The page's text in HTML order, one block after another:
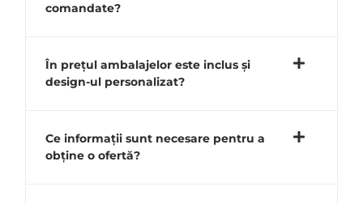
comandate?
În prețul ambalajelor este inclus și
design-ul personalizat?
Ce informații sunt necesare pentru a
obține o ofertă?